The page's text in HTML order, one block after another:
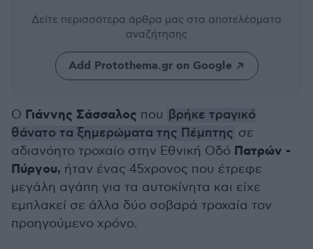
Δείτε περισσότερα άρθρα μας στα αποτελέσματα
αναζήτησης
Add Protothema.gr on Google
Ο Γιάννης Σάσσαλος που βρήκε τραγικό
θάνατο τα ξημερώματα της Πέμπτης σε
αδιανόητο τροχαίο στην Εθνική Οδό Πατρών -
Πύργου, ήταν ένας 45χρονος που έτρεφε
μεγάλη αγάπη για τα αυτοκίνητα και είχε
εμπλακεί σε άλλα δύο σοβαρά τροχαία τον
προηγούμενο χρόνο.